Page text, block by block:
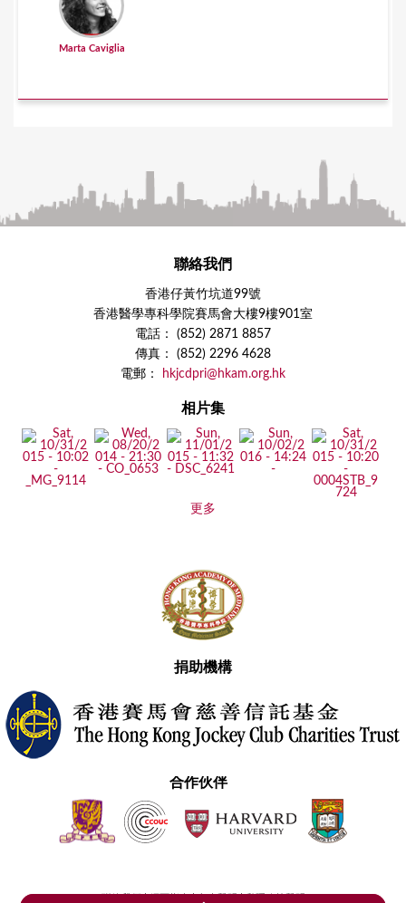
Marta Caviglia
聯絡我們
香港仔黃竹坑道99號
香港醫學專科學院賽馬會大樓9樓901室
電話： (852) 2871 8857
傳真： (852) 2296 4628
電郵：
hkjcdpri@hkam.org.hk
相片集
更多
捐助機構
合作伙伴